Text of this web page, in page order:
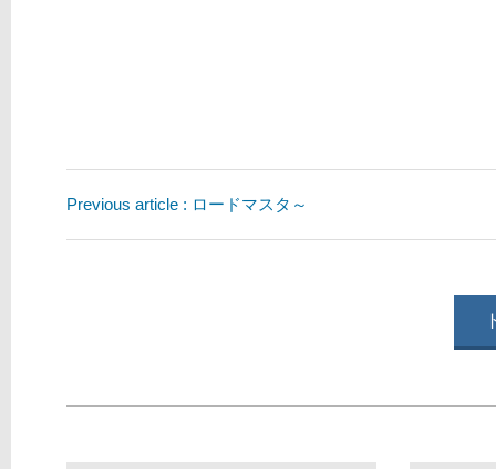
Previous article : ロードマスタ～